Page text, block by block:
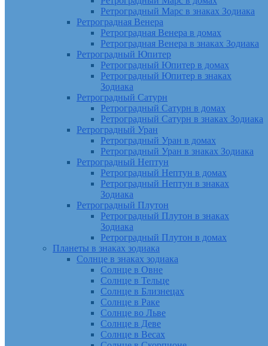
Ретроградный Марс в знаках Зодиака
Ретроградная Венера
Ретроградная Венера в домах
Ретроградная Венера в знаках Зодиака
Ретроградный Юпитер
Ретроградный Юпитер в домах
Ретроградный Юпитер в знаках
Зодиака
Ретроградный Сатурн
Ретроградный Сатурн в домах
Ретроградный Сатурн в знаках Зодиака
Ретроградный Уран
Ретроградный Уран в домах
Ретроградный Уран в знаках Зодиака
Ретроградный Нептун
Ретроградный Нептун в домах
Ретроградный Нептун в знаках
Зодиака
Ретроградный Плутон
Ретроградный Плутон в знаках
Зодиака
Ретроградный Плутон в домах
Планеты в знаках зодиака
Солнце в знаках зодиака
Солнце в Овне
Солнце в Тельце
Солнце в Близнецах
Солнце в Раке
Солнце во Льве
Солнце в Деве
Солнце в Весах